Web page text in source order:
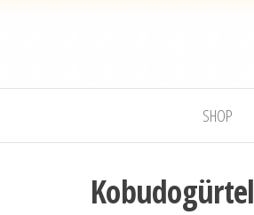
SHOP
Kobudogürtel